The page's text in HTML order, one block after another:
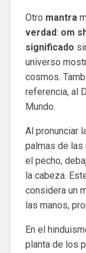
Otro mantra
verdad: om
significado
universo
cosmos.
referencia, al
Mundo.
Al pronunciar
palmas de las
el pecho,
la cabeza.
considera un
las manos,
En el
planta de los